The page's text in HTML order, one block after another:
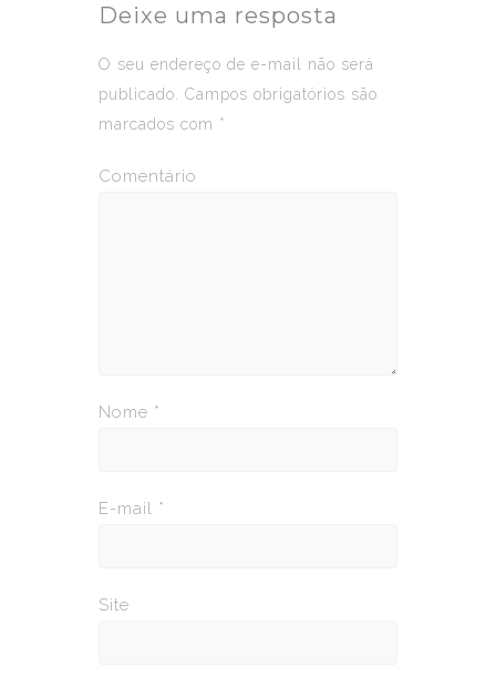
Deixe uma resposta
O seu endereço de e-mail não será
publicado.
Campos obrigatórios são
marcados com *
Comentário
Nome *
E-mail *
Site